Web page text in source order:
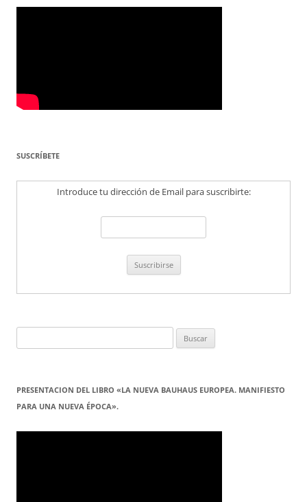
SUSCRÍBETE
Introduce tu dirección de Email para suscribirte:
PRESENTACION DEL LIBRO «LA NUEVA BAUHAUS EUROPEA. MANIFIESTO
PARA UNA NUEVA ÉPOCA».